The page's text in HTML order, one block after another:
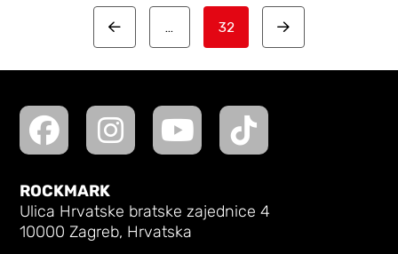
Prev … 32 Next
ROCKMARK
Ulica Hrvatske bratske zajednice 4
10000 Zagreb, Hrvatska